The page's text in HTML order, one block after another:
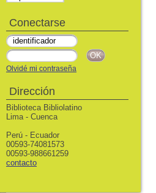
Conectarse
Olvidé mi contraseña
Dirección
Biblioteca Bibliolatino
Lima - Cuenca
Perú - Ecuador
00593-74081573
00593-988661259
contacto